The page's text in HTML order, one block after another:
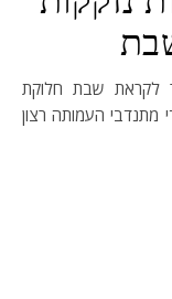
מתנדבי העמותה רצון